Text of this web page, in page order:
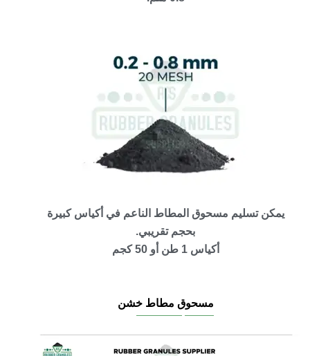
يمكن تسليم مسحوق المطاط الناعم في أكياس كبيرة
بحجم تقريبي.
أكياس 1 طن أو 50 كجم
مسحوق مطاط خشن